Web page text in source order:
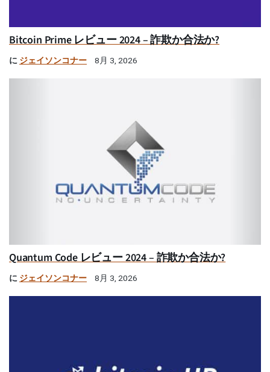
Bitcoin Prime レビュー 2024 – 詐欺か合法か?
に ジェイソンコナー 8月 3, 2026
Quantum Code レビュー 2024 – 詐欺か合法か?
に ジェイソンコナー 8月 3, 2026